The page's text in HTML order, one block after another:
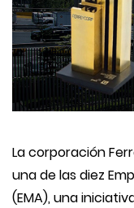
La corporación
una de las diez
(EMA), una